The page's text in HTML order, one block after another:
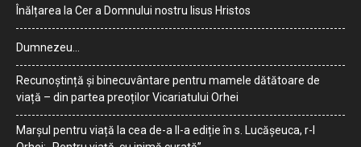
Înălțarea la Cer a Domnului nostru Iisus Hristos
Dumnezeu…
Recunoștință și binecuvântare pentru mamele dătătoare de
viață – din partea preoților Vicariatului Orhei
Marșul pentru viață la cea de-a II-a ediție în s. Lucășeuca, r-l